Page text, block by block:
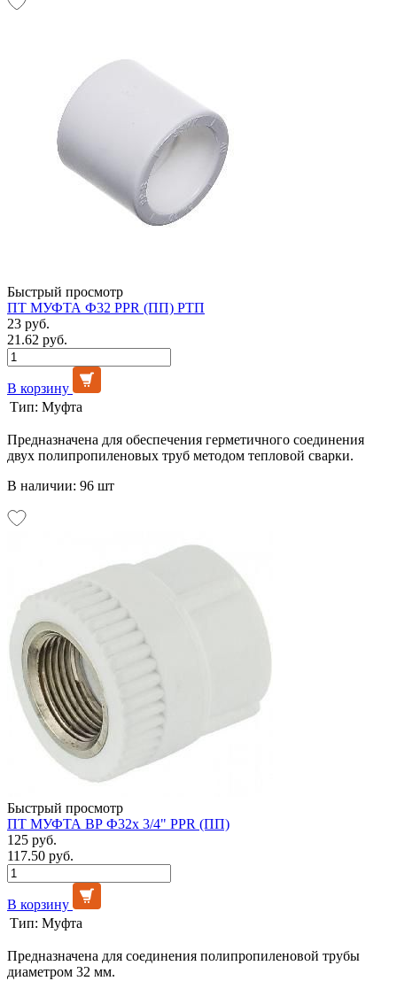
Быстрый просмотр
ПТ МУФТА Ф32 PPR (ПП) РТП
23 руб.
21.62 руб.
В корзину
Тип: Муфта
Предназначена для обеспечения герметичного соединения
двух полипропиленовых труб методом тепловой сварки.
В наличии: 96 шт
Быстрый просмотр
ПТ МУФТА ВР Ф32х 3/4" PPR (ПП)
125 руб.
117.50 руб.
В корзину
Тип: Муфта
Предназначена для соединения полипропиленовой трубы
диаметром 32 мм.